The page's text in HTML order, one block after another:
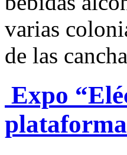
varias
de las
Expo